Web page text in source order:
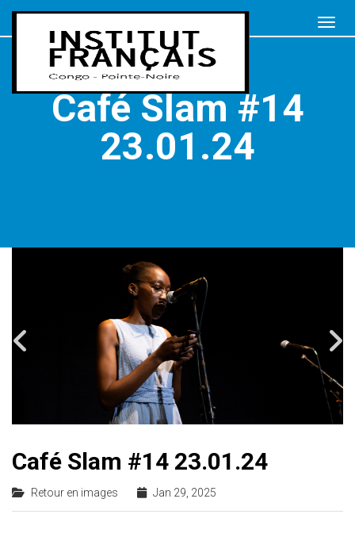
Café Slam #14
23.01.24
Café Slam #14 23.01.24
Retour en images Jan 29, 2025